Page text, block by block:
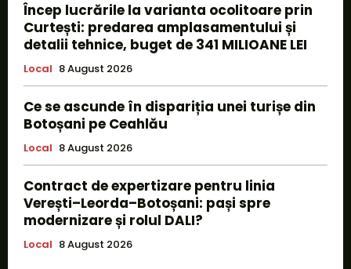
Încep lucrările la varianta ocolitoare prin
Curtești: predarea amplasamentului și
detalii tehnice, buget de 341 MILIOANE LEI
Local 8 August 2026
Ce se ascunde în dispariția unei turișe din
Botoșani pe Ceahlău
Local 8 August 2026
Contract de expertizare pentru linia
Verești–Leorda–Botoșani: pași spre
modernizare și rolul DALI?
Local 8 August 2026